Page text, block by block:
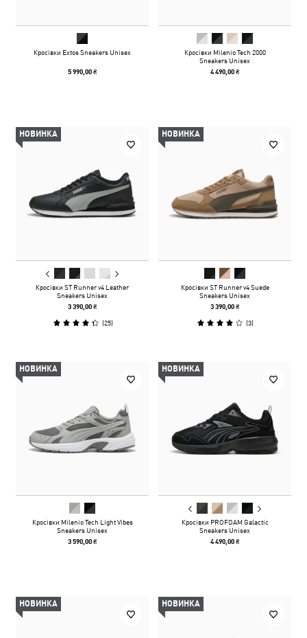
Кросівки Extos Sneakers Unisex
5 990,00 ₴
Кросівки Milenio Tech 2000
Sneakers Unisex
4 490,00 ₴
НОВИНКА
Кросівки ST Runner v4 Leather
Sneakers Unisex
3 390,00 ₴
(25)
НОВИНКА
Кросівки ST Runner v4 Suede
Sneakers Unisex
3 390,00 ₴
(3)
НОВИНКА
Кросівки Milenio Tech Light Vibes
Sneakers Unisex
3 590,00 ₴
НОВИНКА
Кросівки PROFOAM Galactic
Sneakers Unisex
4 490,00 ₴
НОВИНКА НОВИНКА